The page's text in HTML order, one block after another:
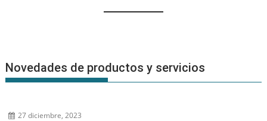
Novedades de productos y servicios
27 diciembre, 2023